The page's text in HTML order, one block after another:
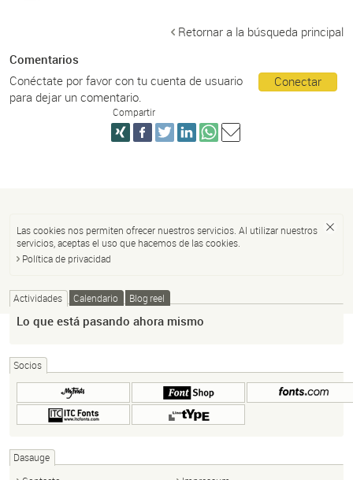
Retornar a la búsqueda principal
Comentarios
Conectar
Conéctate por favor con tu cuenta de usuario
para dejar un comentario.
Compartir
Las cookies nos permiten ofrecer nuestros servicios. Al utilizar nuestros
servicios, aceptas el uso que hacemos de las cookies.
Política de privacidad
Actividades Calendario Blog reel
Lo que está pasando ahora mismo
Socios
Dasauge